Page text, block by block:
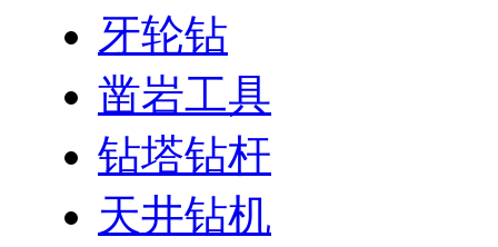
牙轮钻
凿岩工具
钻塔钻杆
天井钻机